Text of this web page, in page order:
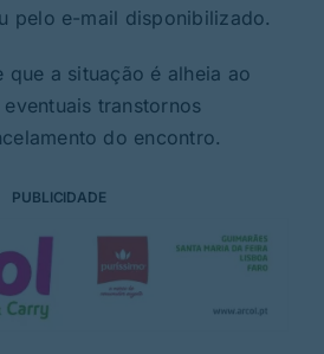
pelo e-mail disponibilizado.
que a situação é alheia ao
transtornos
do encontro.
PUBLICIDADE